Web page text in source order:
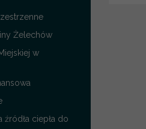
Żelechów
w
ciepła do